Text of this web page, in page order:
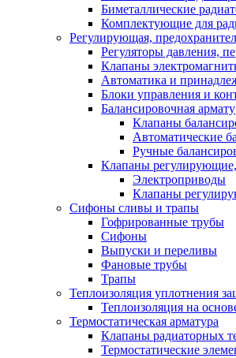
Биметаллические
Комплектующие для
Регулирующая,
Регуляторы давления,
Клапаны
Автоматика и
Блоки управления и
Балансировочная
Клапаны
Автоматические
Ручные
Клапаны
Электроприводы
Клапаны
Сифоны сливы и трапы
Гофрированные трубы
Сифоны
Выпуски и переливы
Фановые трубы
Трапы
Теплоизоляция уплотнения
Теплоизоляция на
Термостатическая арматура
Клапаны радиаторных
Термостатические